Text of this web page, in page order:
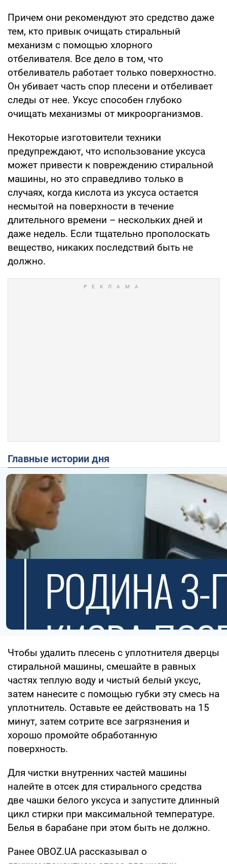
Причем они рекомендуют это средство даже
тем, кто привык очищать стиральный
механизм с помощью хлорного
отбеливателя. Все дело в том, что
отбеливатель работает только поверхностно.
Он убивает часть спор плесени и отбеливает
следы от нее. Уксус способен глубоко
очищать механизмы от микроорганизмов.
Некоторые изготовители техники
предупреждают, что использование уксуса
может привести к повреждению стиральной
машины, но это справедливо только в
случаях, когда кислота из уксуса остается
несмытой на поверхности в течение
длительного времени – нескольких дней и
даже недель. Если тщательно прополоскать
вещество, никаких последствий быть не
должно.
Главные истории дня
Чтобы удалить плесень с уплотнителя дверцы
стиральной машины, смешайте в равных
частях теплую воду и чистый белый уксус,
затем нанесите с помощью губки эту смесь на
уплотнитель. Оставьте ее действовать на 15
минут, затем сотрите все загрязнения и
хорошо промойте обработанную
поверхность.
Для чистки внутренних частей машины
налейте в отсек для стирального средства
две чашки белого уксуса и запустите длинный
цикл стирки при максимальной температуре.
Белья в барабане при этом быть не должно.
Ранее OBOZ.UA рассказывал о